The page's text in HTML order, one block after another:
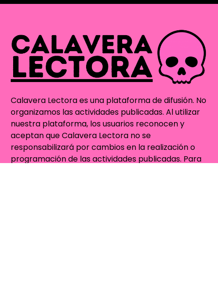
Calavera Lectora es una plataforma de difusión. No
organizamos las actividades publicadas. Al utilizar
nuestra plataforma, los usuarios reconocen y
aceptan que Calavera Lectora no se
responsabilizará por cambios en la realización o
programación de las actividades publicadas. Para